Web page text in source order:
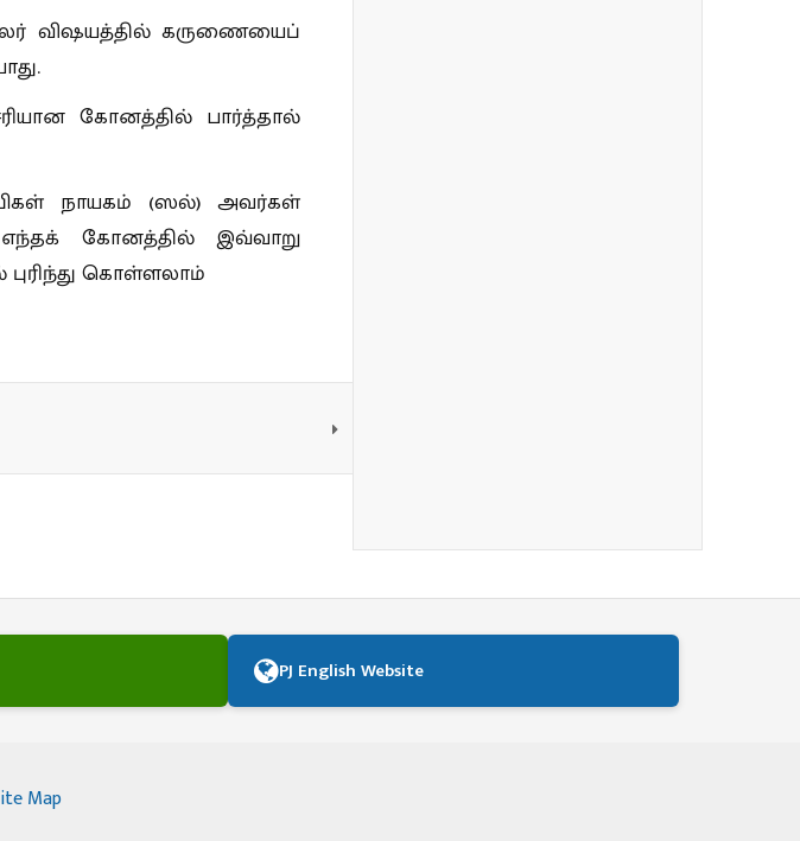
விஷயத்தில் கருணையைப்
கோனத்தில் பார்த்தால்
நாயகம் (ஸல்) அவர்கள்
கோனத்தில் இவ்வாறு
புரிந்து கொள்ளலாம்
PJ English Website
Map